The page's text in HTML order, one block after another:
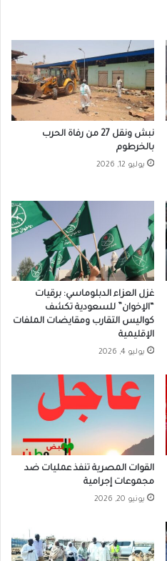
نبش ونقل 27 من رفاة الحرب
بالخرطوم
يوليو 12, 2026
غزل العزاء الدبلوماسي: برقيات
“الإخوان” للسعودية تكشف
كواليس التقارب ومقايضات الملفات
الإقليمية
يوليو 4, 2026
القوات المصرية تنفذ عمليات ضد
مجموعات إجرامية
يونيو 20, 2026